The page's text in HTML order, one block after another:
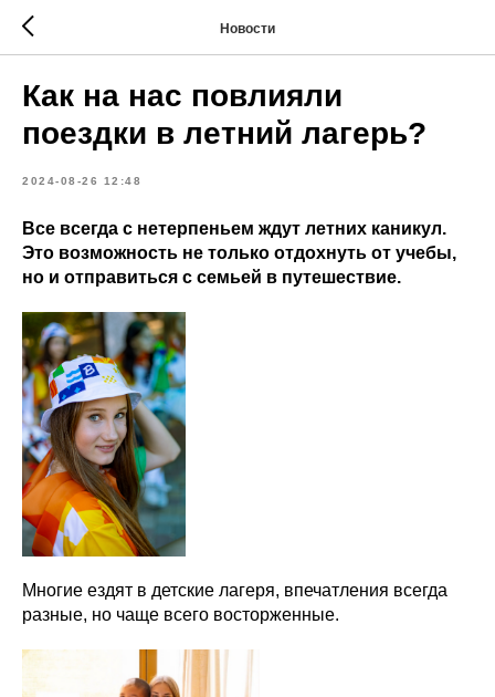
Новости
Как на нас повлияли
поездки в летний лагерь?
2024-08-26 12:48
Все всегда с нетерпеньем ждут летних каникул.
Это возможность не только отдохнуть от учебы,
но и отправиться с семьей в путешествие.
Многие ездят в детские лагеря, впечатления всегда
разные, но чаще всего восторженные.